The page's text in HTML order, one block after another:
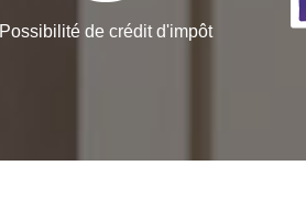
Possibilité de crédit d'impôt